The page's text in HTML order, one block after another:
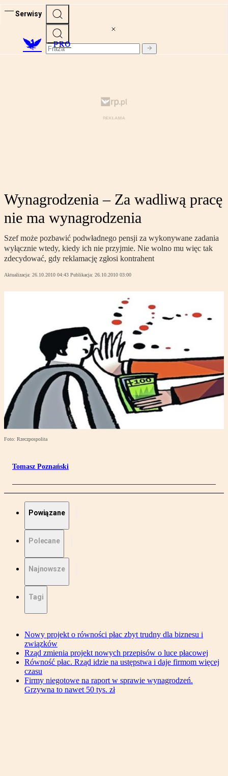
Serwisy
PRO
Wynagrodzenia – Za wadliwą pracę
nie ma wynagrodzenia
Szef może pozbawić podwładnego pensji za wykonywane zadania
wyłącznie wtedy, kiedy ich nie przyjmie. Nie wolno mu więc tak
zdecydować, gdy reklamację zgłosi kontrahent
Aktualizacja: 26.10.2010 04:43 Publikacja: 26.10.2010 03:00
Foto: Rzeczpospolita
Tomasz Poznański
Powiązane
Polecane
Najnowsze
Tagi
Nowy projekt o równości płac zbyt trudny dla biznesu i
związków
Rząd zmienia projekt nowych przepisów o luce płacowej
Równość płac. Rząd idzie na ustępstwa i daje firmom więcej
czasu
Firmy niegotowe na raport w sprawie wynagrodzeń.
Grzywna to nawet 50 tys. zł